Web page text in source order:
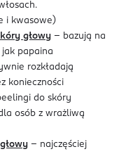
i kwasowe)
głowy – bazują na
papaina
rozkładają
konieczności
do skóry
osób z wrażliwą
– najczęściej